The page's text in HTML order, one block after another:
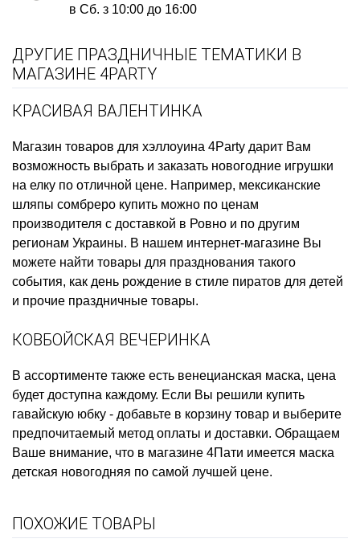
в Сб. з 10:00 до 16:00
ДРУГИЕ ПРАЗДНИЧНЫЕ ТЕМАТИКИ В
МАГАЗИНЕ 4PARTY
КРАСИВАЯ ВАЛЕНТИНКА
Магазин товаров для хэллоуина 4Party дарит Вам
возможность выбрать и заказать новогодние игрушки
на елку по отличной цене. Например, мексиканские
шляпы сомбреро купить можно по ценам
производителя с доставкой в Ровно и по другим
регионам Украины. В нашем интернет-магазине Вы
можете найти товары для празднования такого
события, как день рождение в стиле пиратов для детей
и прочие праздничные товары.
КОВБОЙСКАЯ ВЕЧЕРИНКА
В ассортименте также есть венецианская маска, цена
будет доступна каждому. Если Вы решили купить
гавайскую юбку - добавьте в корзину товар и выберите
предпочитаемый метод оплаты и доставки. Обращаем
Ваше внимание, что в магазине 4Пати имеется маска
детская новогодняя по самой лучшей цене.
ПОХОЖИЕ ТОВАРЫ